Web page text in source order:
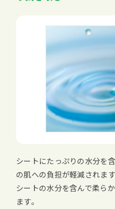
シートにたっぷりの水分を
の肌への負担が軽減されま
シートの水分を含んで柔ら
ます。